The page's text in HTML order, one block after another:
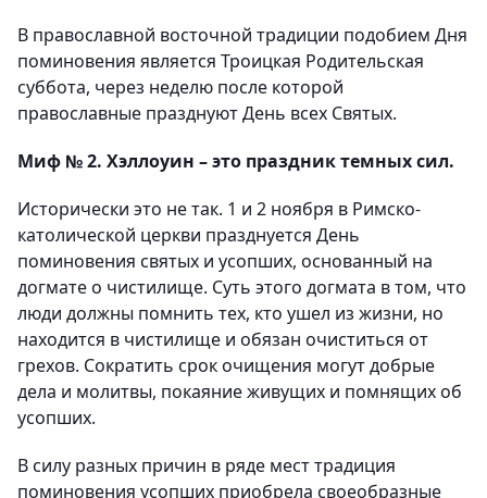
В православной восточной традиции подобием Дня
поминовения является Троицкая Родительская
суббота, через неделю после которой
православные празднуют День всех Святых.
Миф № 2. Хэллоуин – это праздник темных сил.
Исторически это не так. 1 и 2 ноября в Римско-
католической церкви празднуется День
поминовения святых и усопших, основанный на
догмате о чистилище. Суть этого догмата в том, что
люди должны помнить тех, кто ушел из жизни, но
находится в чистилище и обязан очиститься от
грехов. Сократить срок очищения могут добрые
дела и молитвы, покаяние живущих и помнящих об
усопших.
В силу разных причин в ряде мест традиция
поминовения усопших приобрела своеобразные